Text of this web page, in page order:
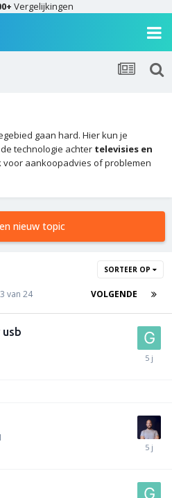
Vergelijkingen
gaan hard. Hier kun je
technologie achter televisies en
voor aankoopadvies of problemen
nieuw topic
SORTEER OP
VOLGENDE
van 24
usb